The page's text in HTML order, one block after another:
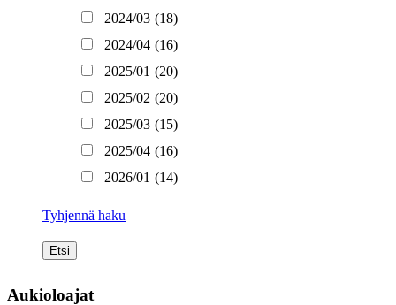
2024/03 (18)
2024/04 (16)
2025/01 (20)
2025/02 (20)
2025/03 (15)
2025/04 (16)
2026/01 (14)
Tyhjennä haku
Aukioloajat